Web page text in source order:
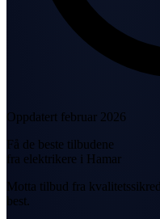
Oppdatert februar 2026
Få de beste tilbudene
fra elektrikere i Hamar
Motta tilbud fra
best.